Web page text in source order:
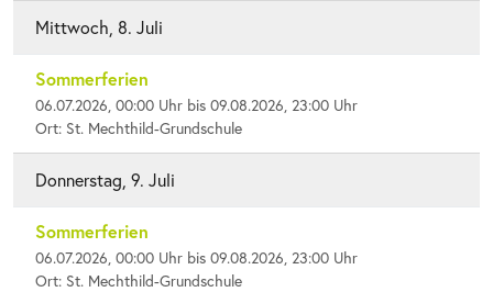
Mittwoch, 8. Juli
Sommerferien
06.07.2026, 00:00 Uhr bis 09.08.2026, 23:00 Uhr
Ort: St. Mechthild-Grundschule
Donnerstag, 9. Juli
Sommerferien
06.07.2026, 00:00 Uhr bis 09.08.2026, 23:00 Uhr
Ort: St. Mechthild-Grundschule